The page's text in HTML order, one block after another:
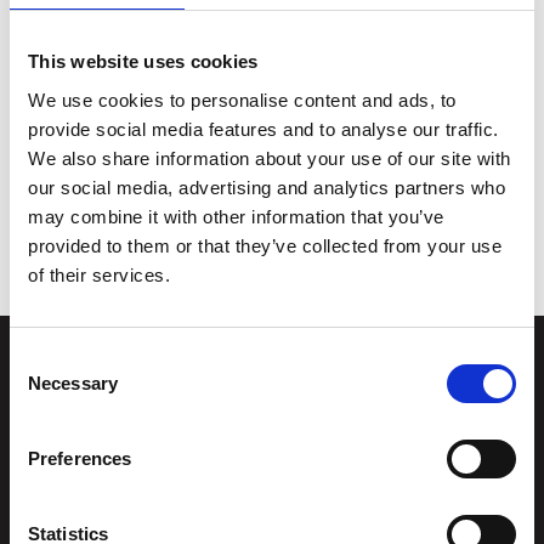
This website uses cookies
We use cookies to personalise content and ads, to
provide social media features and to analyse our traffic.
We also share information about your use of our site with
our social media, advertising and analytics partners who
may combine it with other information that you’ve
provided to them or that they’ve collected from your use
of their services.
Selection
Necessary
Preferences
Statistics
Vi anbefaler å ha baby i bæresele i etasjene, har du
behov får å låne – spør gjesteservice!
Vi gjør oppmerksom på at ledsagerbilletter krever
ledsagerbevis. Medlemmer må scanne medlemskortet sitt
sammen med omvisningsbillett.
Kjøpte billetter refunderes ikke
Kunstsilo
Postadresse
4610 Kristiansand